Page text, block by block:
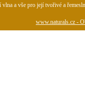
a vše pro její tvořivé a
www.naturals.cz -